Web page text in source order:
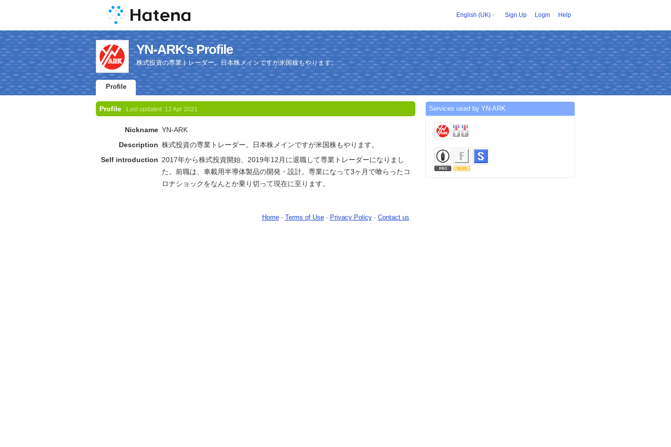
English (UK) Sign Up Login Help
YN-ARK's Profile
株式投資の専業トレーダー。日本株メインですが米国株もやります。
Profile
Profile Last updated: 12 Apr 2021
Nickname YN-ARK
Description 株式投資の専業トレーダー。日本株メインですが米国株もやります。
Self introduction 2017年から株式投資開始、2019年12月に退職して専業トレーダーになりまし
た。前職は、車載用半導体製品の開発・設計。専業になって3ヶ月で喰らったコ
ロナショックをなんとか乗り切って現在に至ります。
Services used by YN-ARK
Home- Terms of Use- Privacy Policy- Contact us